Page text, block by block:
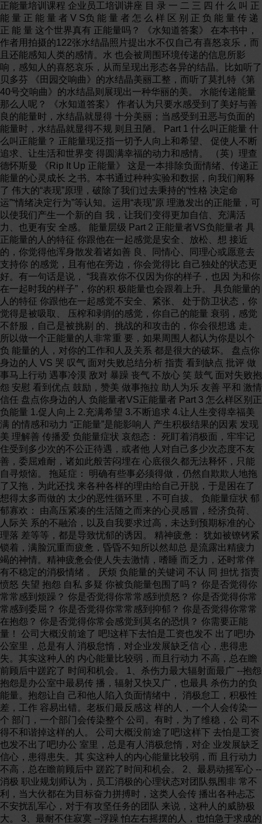
正能量培训课程 企业员工培训讲座 目 录 一 二 三 四 什 么 叫 正
能 量 正 能 量 者 V S负 能 量 者 怎 么 样 区 别 正 负 能 量 传 递
正 能 量 这个世界真有 正能量吗？ 《水知道答案》 在本书中，
作者用拍摄的122张水结晶照片提出水不仅自己有喜怒哀乐，而
且还能感知人类的感情。水 也会被周围环境传递的信息所影
响，感知人的喜怒哀乐，从而呈现出形态各异的结晶。比如听了
贝多芬 《田园交响曲》的水结晶美丽工整，而听了莫扎特《第
40号交响曲》的水结晶则展现出一种华丽的美。 水能传递能量
那么人呢？ 《水知道答案》 作者认为只要水感受到了美好与善
良的能量时，水结晶就显得 十分美丽；当感受到丑恶与负面的
能量时，水结晶就显得不规 则且丑陋。 Part 1 什么叫正能量 什
么叫正能量？ 正能量现泛指一切予人向上和希望、 促使人不断
追求、让生活和世界变 得圆满幸福的动力和感情。 （英）理查
德怀斯曼 《Rip It Up 正能量》 这是一本排除负面情绪、传递正
能量的心灵成长 之书。本书通过种种实验和数据，向我们阐释
了 伟大的“表现”原理，破除了我们过去秉持的“性格 决定命
运”“情绪决定行为”等认知。运用“表现”原 理激发出的正能量，可
以使我们产生一个新的自 我，让我们变得更加自信、充满活
力、也更有安 全感。 能量层级 Part 2 正能量者VS负能量者 具
正能量的人的特征 你跟他在一起感觉是安全、放松、想 接近
的，你觉得他浑身散发着诸如善 良、同情心、同理心或愿意去
支持你 的感觉，且有他在旁边，你会觉得比 自己独处的状态更
好。有一句话是说， “我喜欢你不仅因为你的样子，也因 为和你
在一起时我的样子”，你的积 极能量也会跟着上升。 具负能量的
人的特征 你跟他在一起感觉不安全、紧张、 处于防卫状态，你
觉得是被吸取、 压榨和剥削的感觉，你自己的能量 衰弱，感觉
不舒服，自己是被挑剔 的、挑战的和攻击的，你会很想逃 走。
所以做一个正能量的人非常重 要，如果周围人都认为你是以个
负 能量的人，对你的工作和人及关系 都是很大的破坏。 盘点你
身边的人 VS 哭 叹气 面对失败总结分析 指责 看到缺点 批评 做
事马上行动 遇事冷漠 敌对 暴躁 丧气 不放心 笑 鼓气 面对失败抱
怨 安慰 看到优点 鼓励，赞美 做事拖拉 助人为乐 友善 平和 激情
信任 盘点你身边的人 负能量者VS正能量者 Part 3 怎么样区别正
负能量 1.促人向上 2.充满希望 3.不断追求 4.让人生变得幸福美
满 的情感和动力 “正能量”是能影响人 产生积极结果的因素 发现
美 理解善 传播爱 负能量症状 哀怨态： 死盯着消极面，牢牢记
住受到多少次的不公正待遇，或者他 人对自己多少次态度不友
善，委屈难耐，诸如此般苦闷埋在 心底很久都无法释怀，只能
自寻烦恼。 拖延症： 明确有些事必须得做，仍然自欺欺人地拖
了又拖，为此还找 来各种各样的理由给自己开脱，于是困在了
想得太多而做的 太少的恶性循环里，不可自拔。 负能量症状 郁
郁寡欢： 由高压紧凑的生活随之而来的心灵感冒，经济负荷、
人际关 系的不融洽，以及自我要求过高，未达到预期标准的心
理落 差等等，都是导致忧郁的诱因。 精神疲惫： 犹如被镣铐紧
锁着，满脸沉重而疲惫，昏昏不知所以然却总 是流露出精疲力
竭的神情。精神疲惫会使人失去激情，嗜睡 而乏力，还时常伴
有不稳定的消极情绪 。 厌烦 负能量的关键词 不认 同 担忧 指责
愤怒 失望 抱怨 自私 多疑 你被负能量包围了吗？ 你是否觉得你
常常感到烦躁？ 你是否觉得你常常感到愤怒？ 你是否觉得你常
常感到委屈？ 你是否觉得你常常感到抑郁？ 你是否觉得你常常
在抱怨？ 你是否觉得你常会感觉到莫名的恐惧？ 你需要正能
量！ 公司大概没前途了 吧!这样下去怕是工资也发不 出了吧!办
公室里，总是有人 消极怠惰，对企业发展缺乏信 心，患得患
失。其实这种人的 内心能量比较弱，而且行动力 不高，总在瞻
前顾后中蹉跎了 时间和机会。 1、杀伤力最大辐射面最广 --抱怨
抱怨是办公室中最易传 播，辐射又快又广，也最具 杀伤力的负
能量。抱怨让自 己和他人陷入负面情绪中， 消极怠工，积极性
差，工作 容易出错。老板们最反感这 样的人，一个人会传染一
个 部门，一个部门会传染整个 公司。有时，为了维稳，公 司不
得不和谐掉这样的人。 公司大概没前途了吧!这样下 去怕是工资
也发不出了吧!办公 室里，总是有人消极怠惰，对企 业发展缺乏
信心，患得患失。其 实这种人的内心能量比较弱，而 且行动力
不高，总在瞻前顾后中 蹉跎了时间和机会。 2、最易动摇军心 --
消极 职业规划师认为，员工消极的心理状态对团队氛围非 常不
利，当大伙都在为目标奋力拼搏时，这类人会传 播出各种忐忑
不安扰乱军心，对于有攻坚任务的团队 来说，这种人的威胁极
大。 3、最耐不住寂寞 --浮躁 怕左右摇摆的人，也怕急于求成的